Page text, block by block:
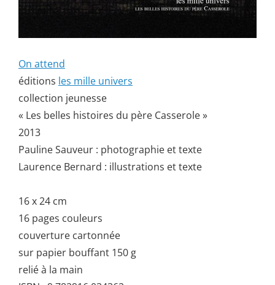
On attend
éditions les mille univers
collection jeunesse
« Les belles histoires du père Casserole »
2013
Pauline Sauveur : photographie et texte
Laurence Bernard : illustrations et texte
16 x 24 cm
16 pages couleurs
couverture cartonnée
sur papier bouffant 150 g
relié à la main